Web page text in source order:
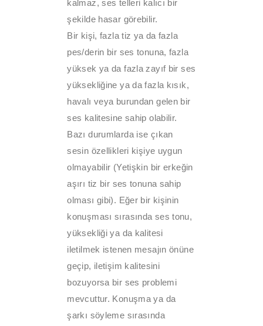
kalmaz, ses telleri kalıcı bir
şekilde hasar görebilir.
Bir kişi, fazla tiz ya da fazla
pes/derin bir ses tonuna, fazla
yüksek ya da fazla zayıf bir ses
yüksekliğine ya da fazla kısık,
havalı veya burundan gelen bir
ses kalitesine sahip olabilir.
Bazı durumlarda ise çıkan
sesin özellikleri kişiye uygun
olmayabilir (Yetişkin bir erkeğin
aşırı tiz bir ses tonuna sahip
olması gibi). Eğer bir kişinin
konuşması sırasında ses tonu,
yüksekliği ya da kalitesi
iletilmek istenen mesajın önüne
geçip, iletişim kalitesini
bozuyorsa bir ses problemi
mevcuttur. Konuşma ya da
şarkı söyleme sırasında